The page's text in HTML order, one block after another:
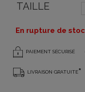
TAILLE
En rupture de
PAIEMENT SÉCURISÉ
LIVRAISON GRATUITE*